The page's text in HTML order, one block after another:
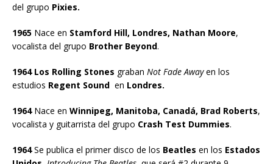
del grupo Pixies.
1965 Nace en Stamford Hill, Londres, Nathan Moore,
vocalista del grupo Brother Beyond.
1964 Los Rolling Stones graban Not Fade Awayen los
estudios Regent Sound en Londres.
1964Nace en Winnipeg, Manitoba, Canadá, Brad Roberts,
vocalista y guitarrista del grupo Crash Test Dummies.
1964Se publica el primer disco de los Beatles en los Estados